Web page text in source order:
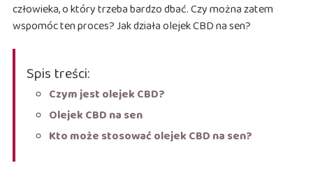
człowieka, o który trzeba bardzo dbać. Czy można zatem
wspomóc ten proces? Jak działa olejek CBD na sen?
Spis treści:
Czym jest olejek CBD?
Olejek CBD na sen
Kto może stosować olejek CBD na sen?